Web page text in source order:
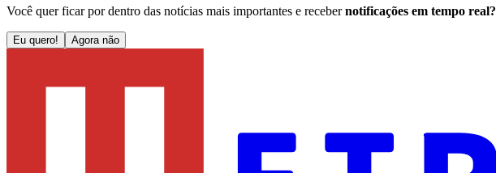
Você quer ficar por dentro das notícias mais importantes e receber notificações em tempo real?
Eu quero! Agora não